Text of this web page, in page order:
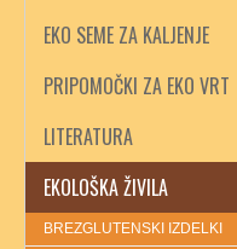
EKO SEME ZA KALJENJE
PRIPOMOČKI ZA EKO VRT
LITERATURA
EKOLOŠKA ŽIVILA
BREZGLUTENSKI IZDELKI